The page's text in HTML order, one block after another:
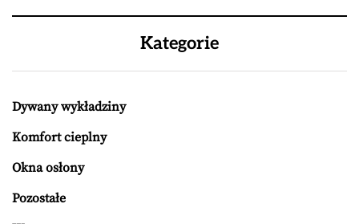
Kategorie
Dywany wykładziny
Komfort cieplny
Okna osłony
Pozostałe